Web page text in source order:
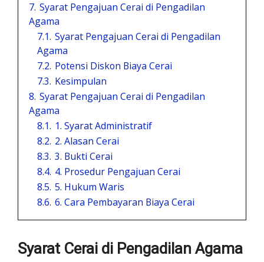
7. Syarat Pengajuan Cerai di Pengadilan
Agama
7.1. Syarat Pengajuan Cerai di Pengadilan
Agama
7.2. Potensi Diskon Biaya Cerai
7.3. Kesimpulan
8. Syarat Pengajuan Cerai di Pengadilan
Agama
8.1. 1. Syarat Administratif
8.2. 2. Alasan Cerai
8.3. 3. Bukti Cerai
8.4. 4. Prosedur Pengajuan Cerai
8.5. 5. Hukum Waris
8.6. 6. Cara Pembayaran Biaya Cerai
Syarat Cerai di Pengadilan Agama